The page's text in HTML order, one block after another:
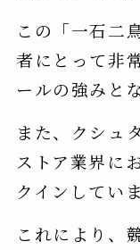
この「一石二
者にとって非
ールの強みと
また、クシュ
ストア業界に
クインしていま
これにより、